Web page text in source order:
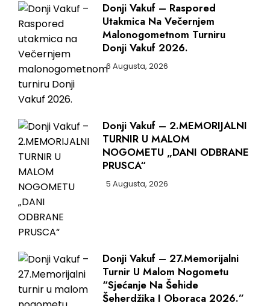
Donji Vakuf – Raspored
Utakmica Na Večernjem
Malonogometnom Turniru
Donji Vakuf 2026.
6 Augusta, 2026
Donji Vakuf – 2.MEMORIJALNI
TURNIR U MALOM
NOGOMETU „DANI ODBRANE
PRUSCA“
5 Augusta, 2026
Donji Vakuf – 27.Memorijalni
Turnir U Malom Nogometu
“Sjećanje Na Šehide
Šeherdžika I Oboraca 2026.”